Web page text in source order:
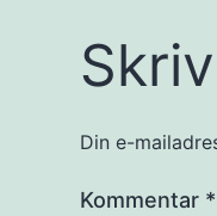
Din e-
Kommentar *